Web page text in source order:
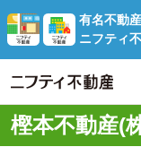
有名不動
ニフティ
樫本不動産(